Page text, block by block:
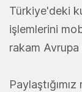
Türkiye'deki
işlemlerini
rakam